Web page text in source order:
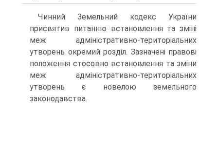
Чинний Земельний кодекс України
присвятив питанню встановлення та зміні
меж адміністративно-територіальних
утворень окремий розділ. Зазначені правові
положення стосовно встановлення та зміни
меж адміністративно-територіальних
утворень є новелою земельного
законодавства.